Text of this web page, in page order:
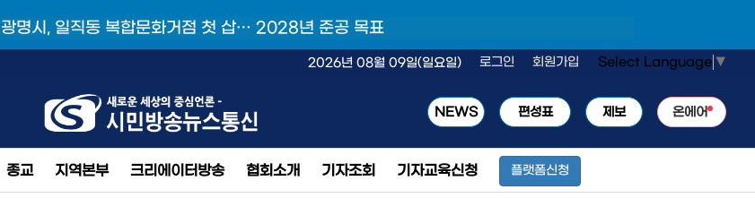
광명시, 일직동 복합문화거점 첫 삽… 2028년 준공 목표
2026년 08월 09일(일요일) 로그인 회원가입 Select Language ▼
NEWS 편성표 제보 온에어
종교 지역본부 크리에이터방송 협회소개 기자조회 기자교육신청 플랫폼신청